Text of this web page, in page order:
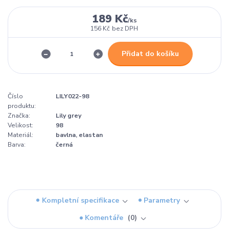
189 Kč/ks
156 Kč bez DPH
Přidat do košíku
Číslo
produktu:
LILY022-98
Značka:
Lily grey
Velikost:
98
Materiál:
bavlna, elastan
Barva:
černá
Kompletní specifikace
Parametry
Komentáře
0